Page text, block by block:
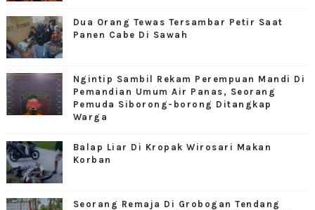
Dua Orang Tewas Tersambar Petir Saat
Panen Cabe Di Sawah
Ngintip Sambil Rekam Perempuan Mandi Di
Pemandian Umum Air Panas, Seorang
Pemuda Siborong-borong Ditangkap
Warga
Balap Liar Di Kropak Wirosari Makan
Korban
Seorang Remaja Di Grobogan Tendang